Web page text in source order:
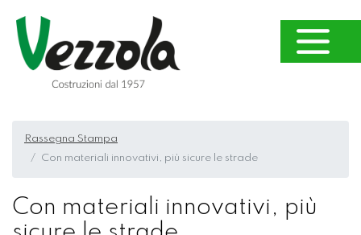
Rassegna Stampa
Con materiali innovativi, più sicure le strade
Con materiali innovativi, più